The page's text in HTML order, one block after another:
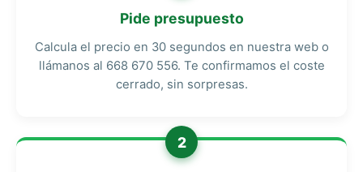
Pide presupuesto
Calcula el precio en 30 segundos en nuestra web o
llámanos al 668 670 556. Te confirmamos el coste
cerrado, sin sorpresas.
2